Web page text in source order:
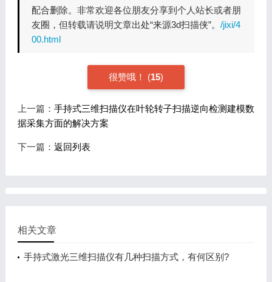
配合删除。非常欢迎各位朋友分享到个人站长或者朋
友圈，但转载请说明文章出处“来源3d扫描侠”。 /jixi/4
00.html
很赞哦！ (15)
上一篇： 手持式三维扫描仪在叶轮转子扫描逆向检测建模数
据采集方面的解决方案
下一篇： 返回列表
相关文章
手持式激光三维扫描仪有几种扫描方式，有何区别?